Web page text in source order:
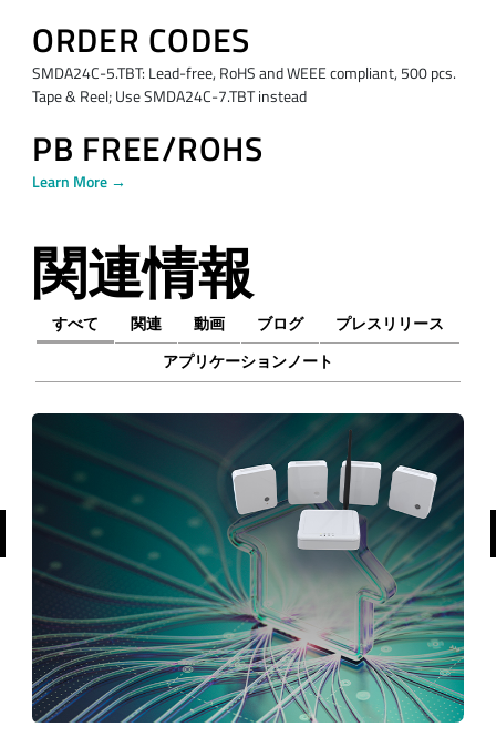
ORDER CODES
SMDA24C-5.TBT: Lead-free, RoHS and WEEE compliant, 500 pcs.
Tape & Reel; Use SMDA24C-7.TBT instead
PB FREE/ROHS
Learn More →
関連情報
すべて 関連 動画 ブログ
プレスリリース
アプリケーションノート